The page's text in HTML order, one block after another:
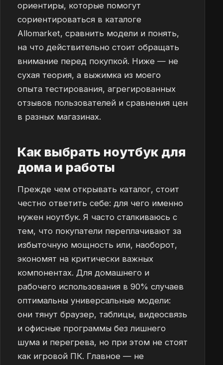
ориентиры, которые помогут
сориентироваться в каталоге
Allomarket, сравнить модели и понять,
на что действительно стоит обращать
внимание перед покупкой. Ниже — не
сухая теория, а выжимка из моего
опыта тестирования, агрегированных
отзывов пользователей и сравнения цен
в разных магазинах.
Как выбрать ноутбук для
дома и работы
Прежде чем открывать каталог, стоит
честно ответить себе: для чего именно
нужен ноутбук. Я часто сталкиваюсь с
тем, что покупатели переплачивают за
избыточную мощность или, наоборот,
экономят на критически важных
компонентах. Для домашнего и
рабочего использования в 90% случаев
оптимальны универсальные модели:
они тянут браузер, таблицы, видеосвязь
и офисные программы без лишнего
шума и перегрева, но при этом не стоят
как игровой ПК. Главное — не